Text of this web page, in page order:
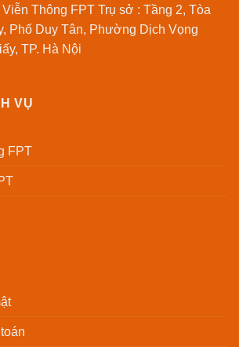
Thông FPT Trụ sở : Tầng 2, Tòa
Phố Duy Tân, Phường Dịch Vọng
TP. Hà Nội
VỤ
FPT